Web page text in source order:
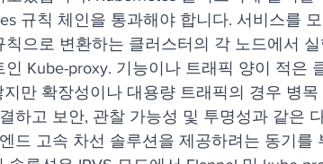
규칙 체인을 통과해야 합니다. 서비스를
칙으로 변환하는 클러스터의 각 노드에서
Kube-proxy. 기능이나 트래픽 양이 적은
만 확장성이나 대용량 트래픽의 경우 병목
하고 보안, 관찰 가능성 및 투명성과 같은
드 고속 차선 솔루션을 제공하려는 동기를